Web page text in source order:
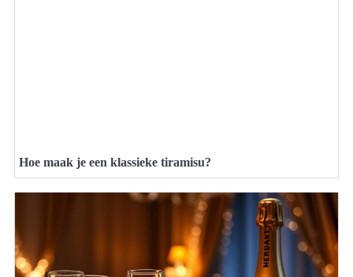
Hoe maak je een klassieke tiramisu?